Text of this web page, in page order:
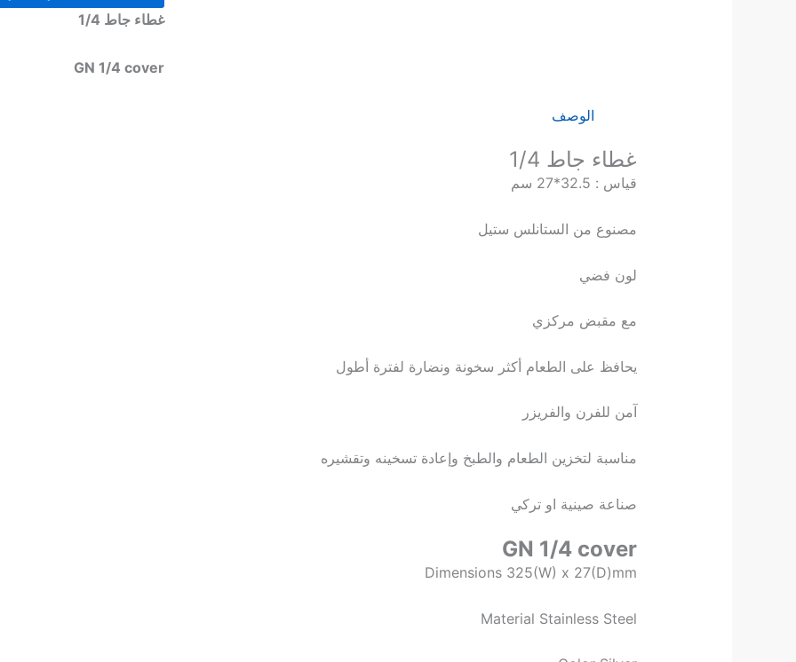
غطاء جاط 1/4
GN 1/4 cover
الوصف
غطاء جاط 1/4
قياس : 32.5*27 سم
مصنوع من الستانلس ستيل
لون فضي
مع مقبض مركزي
يحافظ على الطعام أكثر سخونة ونضارة لفترة أطول
آمن للفرن والفريزر
مناسبة لتخزين الطعام والطبخ وإعادة تسخينه وتقشيره
صناعة صينية او تركي
GN 1/4 cover
Dimensions 325(W) x 27(D)mm
Material Stainless Steel